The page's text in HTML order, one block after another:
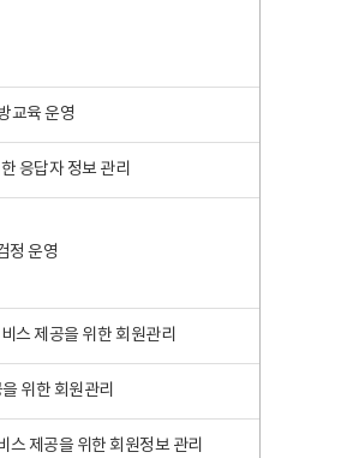
교육 운영
응답자 정보 관리
정 운영
스 제공을 위한 회원관리
위한 회원관리
제공을 위한 회원정보 관리